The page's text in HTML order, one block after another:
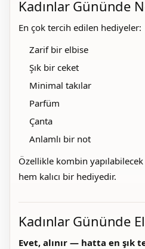
Kadınlar Gününde
En çok tercih edilen hediyeler:
Zarif bir elbise
Şık bir ceket
Minimal takılar
Parfüm
Çanta
Anlamlı bir not
Özellikle kombin
hem kalıcı bir hediyedir.
Kadınlar Gününde
Evet, alınır — hatta en şık